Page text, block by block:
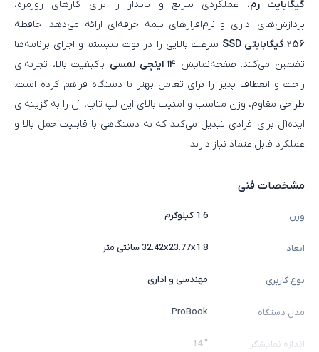
گیگابایت رم، عملکردی سریع و پایدار را برای کارهای روزمره،
پردازش‌های اداری و نرم‌افزارهای نیمه‌ حرفه‌ای ارائه می‌دهد. حافظه
۲۵۶ گیگابایتی SSD
سرعت بالایی را در بوت سیستم و اجرای برنامه‌ها
تضمین می‌کند. صفحه‌نمایش ۱۴ اینچی لمسی
باکیفیت بالا، تجربه‌ای
راحت و انعطاف‌ پذیر را برای تعامل بهتر با دستگاه فراهم کرده است.
طراحی مقاوم، وزن مناسب و امنیت بالای این لپ‌ تاپ، آن را به گزینه‌ای
ایده‌آل برای افرادی تبدیل می‌کند که به دستگاهی با قابلیت حمل بالا و
عملکرد قابل‌اعتماد نیاز دارند.
مشخصات فنی
وزن 1.6 کیلوگرم
ابعاد 32.42x23.77x1.8 سانتی متر
نوع کاربری مهندسی و اداری
مدل دستگاه ProBook
اندازه نمایشگر " 14